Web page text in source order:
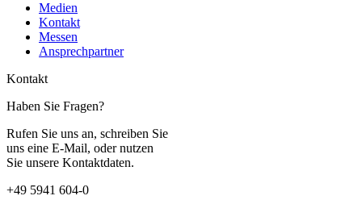
Medien
Kontakt
Messen
Ansprechpartner
Kontakt
Haben Sie Fragen?
Rufen Sie uns an, schreiben Sie
uns eine E-Mail, oder nutzen
Sie unsere Kontaktdaten.
+49 5941 604-0